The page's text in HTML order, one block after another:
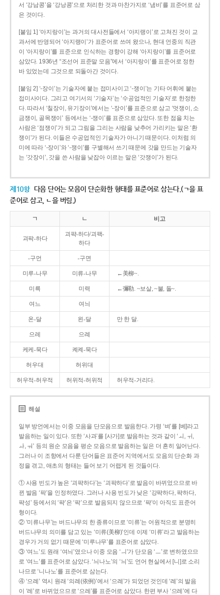
서 ‘강남콩’을 ‘강낭콩’으로 처리한 것과 마찬가지로 ‘냄비’를 표준어로 삼
은 것이다.
[붙임 1] ‘아지랑이’는 과거의 대사전들에서 ‘아지랭이’로 고쳐진 것이 교
과서에 반영되어 ‘아지랭이’가 표준어로 쓰여 왔으나, 현대 언중의 직관
이 ‘아지랑이’를 표준으로 인식하는 경향이 강해 ‘아지랑이’를 표준어로
삼았다. 1936년 “조선어 표준말 모음”에서 ‘아지랑이’를 표준어로 정한
바 있었는데 그것으로 되돌아간 것이다.
[붙임 2] ‘-장이’는 기술자에 붙는 접미사이고 ‘-쟁이’는 기타 어휘에 붙는
접미사이다. 그리고 여기서의 ‘기술자’는 ‘수공업적인 기술자’로 한정한
다. 따라서 ‘칠장이, 유기장이’에서는 ‘-장이’를 표준으로 삼고 ‘멋쟁이, 소
금쟁이, 골목쟁이’ 등에서는 ‘-쟁이’를 표준으로 삼았다. 또한 점을 치는
사람은 ‘점쟁이’가 되고 그림을 그리는 사람을 낮추어 가리키는 말은 ‘환
쟁이’가 된다. 이들은 수공업적인 기술자가 아니기 때문이다. 이처럼 의
미에 따라 ‘-장이’와 ‘-쟁이’를 구별해서 쓰기 때문에 갓을 만드는 기술자
는 ‘갓장이’, 갓을 쓴 사람을 낮잡아 이르는 말은 ‘갓쟁이’가 된다.
제10항 다음 단어는 모음이 단순화한 형태를 표준어로 삼는다.(ㄱ을 표
준어로 삼고, ㄴ을 버림.)
ㄱ ㄴ 비고
괴팍-하다
괴퍅-하다/괴팩-
하다
-구먼 -구면
미루-나무 미류-나무 ←美柳~.
미륵 미력 ←彌勒. ~보살, ~불, 돌~.
여느 여늬
온-달 왼-달 만 한 달.
으레 으례
케케-묵다 켸켸-묵다
허우대 허위대
허우적-허우적 허위적-허위적 허우적-거리다.
해설
일부 방언에서는 이중 모음을 단모음으로 발음한다. 가령 ‘벼’를 [베]라고
발음하는 일이 있다. 또한 ‘사과’를 [사가]로 발음하는 것과 같이 ‘ㅚ, ㅟ,
ㅘ, ㅝ’ 등의 원순 모음을 평순 모음으로 발음하는 일은 더 흔히 일어난다.
그러나 이 조항에서 다룬 단어들은 표준어 지역에서도 모음의 단순화 과
정을 겪고, 애초의 형태는 들어 보기 어렵게 된 것들이다.
① 사용 빈도가 높은 ‘괴퍅하다’는 ‘괴팍하다’로 발음이 바뀌었으므로 바
뀐 발음 ‘팍’을 인정하였다. 그러나 사용 빈도가 낮은 ‘강퍅하다, 퍅하다,
퍅성’ 등에서의 ‘퍅’은 ‘팍’으로 발음되지 않으므로 ‘퍅’이 아직도 표준어
형이다.
② ‘미류나무’는 버드나무의 한 종류이므로 ‘미류’는 어원적으로 분명히
버드나무의 의미를 담고 있는 ‘미류(美柳)’인데 이제 ‘미류’라고 발음하는
경우가 거의 없기 때문에 ‘미루나무’를 표준어로 삼았다.
③ ‘여느’도 원래 ‘여늬’였으나 이중 모음 ‘ㅢ’가 단모음 ‘ㅡ’로 변하였으므
로 ‘여느’를 표준어로 삼았다. ‘늬나노’의 ‘늬’도 언어 현실에서 [니]로 소리
나므로 ‘니나노’를 표준어로 삼는다.
④ ‘으례’ 역시 원래 ‘의례(依例)’에서 ‘으례’가 되었던 것인데 ‘례’의 발음
이 ‘레’로 바뀌었으므로 ‘으레’를 표준어로 삼았다. 한편 부사 ‘으레’에 다